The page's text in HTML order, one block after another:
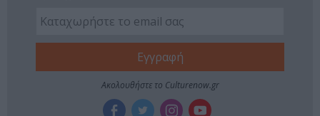
Ακολουθήστε το Culturenow.gr